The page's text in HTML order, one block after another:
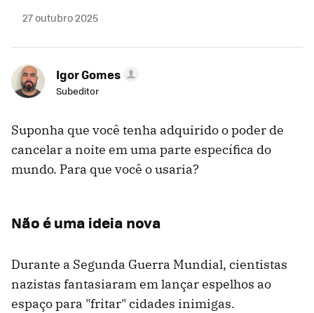
27 outubro 2025
Igor Gomes
Subeditor
Suponha que você tenha adquirido o poder de
cancelar a noite em uma parte específica do
mundo. Para que você o usaria?
Não é uma ideia nova
Durante a Segunda Guerra Mundial, cientistas
nazistas fantasiaram em lançar espelhos ao
espaço para "fritar" cidades inimigas.